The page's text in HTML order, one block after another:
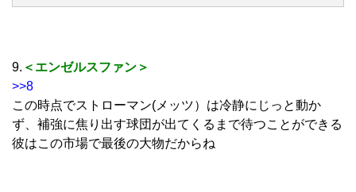
9. ＜エンゼルスファン＞
>>8
この時点でストローマン(メッツ）は冷静にじっと動か
ず、補強に焦り出す球団が出てくるまで待つことができる
彼はこの市場で最後の大物だからね